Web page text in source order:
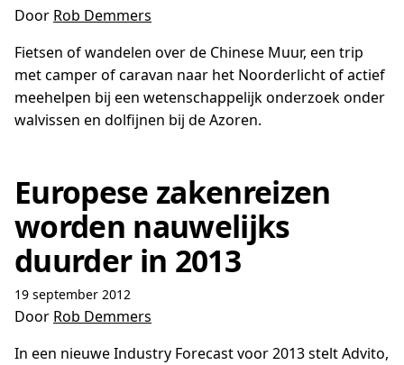
Door Rob Demmers
Fietsen of wandelen over de Chinese Muur, een trip
met camper of caravan naar het Noorderlicht of actief
meehelpen bij een wetenschappelijk onderzoek onder
walvissen en dolfijnen bij de Azoren.
Europese zakenreizen
worden nauwelijks
duurder in 2013
19 september 2012
Door Rob Demmers
In een nieuwe Industry Forecast voor 2013 stelt Advito,